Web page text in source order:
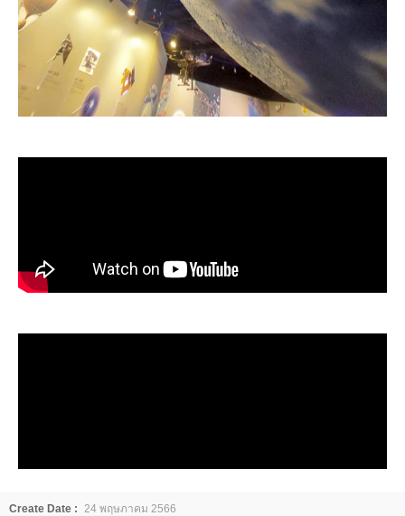
Create Date : 24 พฤษภาคม 2566